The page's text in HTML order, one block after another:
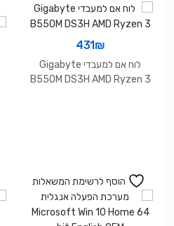
431₪
לוח אם למעבדי Gigabyte
B550M DS3H AMD Ryzen 3
הוסף לרשימת המשאלות